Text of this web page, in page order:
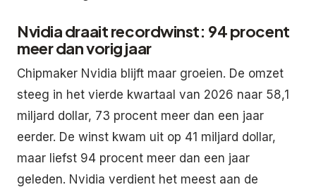
Nvidia draait recordwinst: 94 procent
meer dan vorig jaar
Chipmaker Nvidia blijft maar groeien. De omzet
steeg in het vierde kwartaal van 2026 naar 58,1
miljard dollar, 73 procent meer dan een jaar
eerder. De winst kwam uit op 41 miljard dollar,
maar liefst 94 procent meer dan een jaar
geleden. Nvidia verdient het meest aan de